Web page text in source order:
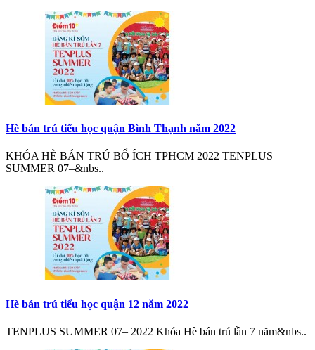
Hè bán trú tiểu học quận Bình Thạnh năm 2022
KHÓA HÈ BÁN TRÚ BỔ ÍCH TPHCM 2022 TENPLUS
SUMMER 07–&nbs..
Hè bán trú tiểu học quận 12 năm 2022
TENPLUS SUMMER 07– 2022 Khóa Hè bán trú lần 7 năm&nbs..